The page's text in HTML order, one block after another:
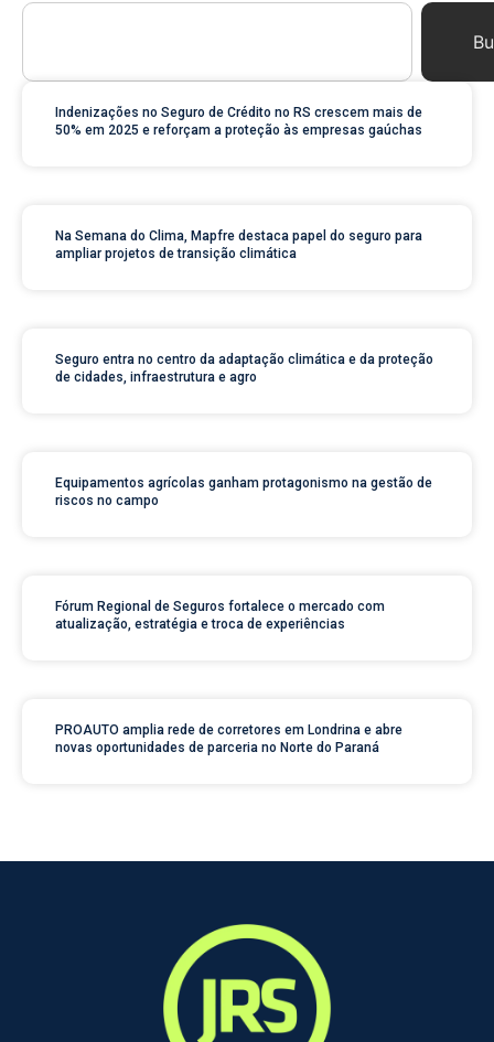
Indenizações no Seguro de Crédito no RS crescem mais de
50% em 2025 e reforçam a proteção às empresas gaúchas
Na Semana do Clima, Mapfre destaca papel do seguro para
ampliar projetos de transição climática
Seguro entra no centro da adaptação climática e da proteção
de cidades, infraestrutura e agro
Equipamentos agrícolas ganham protagonismo na gestão de
riscos no campo
Fórum Regional de Seguros fortalece o mercado com
atualização, estratégia e troca de experiências
PROAUTO amplia rede de corretores em Londrina e abre
novas oportunidades de parceria no Norte do Paraná